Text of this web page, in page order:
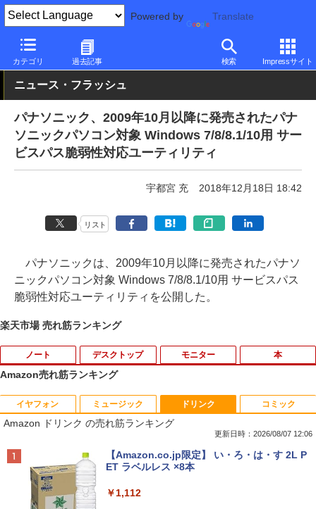
Powered by Translate
カテゴリ 過去記事 検索 Impressサイト
PC Watch パソコン/タブレット/スマートフォン ノートパソコン
ニュース・フラッシュ
パナソニック、2009年10月以降に発売されたパナ
ソニックパソコン対象 Windows 7/8/8.1/10用 サー
ビスパス脆弱性対応ユーティリティ
宇都宮 充 2018年12月18日 18:42
リスト
パナソニックは、2009年10月以降に発売されたパナソ
ニックパソコン対象 Windows 7/8/8.1/10用 サービスパス
脆弱性対応ユーティリティを公開した。
楽天市場 売れ筋ランキング
ノート
1
【楽天1位常連】【新品】 2026年最新モ
デル ノートパソコン パソコン JIS 日本
語キーボード 第14世代CPU搭載 Windo
ws11 第13世代CPU搭載 14.1/15.6インチ
ワイド液晶 フルHD cpu N95/N5095/N34
50 メモリ 8GB 12GB 16GB 32GB SSD
設定済
デスクトップ
1
HP EliteDesk800 G4 SFF オフィス付き
Corei5-8500 / メモリ16GB / HDD500GB
windows11 Pro 中古 デスクトップパソ
コン オプション変更可能（ 32GB / 64G
B / M.2 SSD 512GB~1TB Windows10 O
S 選択可能）
￥28,800
モニター
1
DELL デル・テクノロジーズ Dell Pro 2
3.8 ディスプレイ E2425HM 【法人限
￥12,700
本
1
角川まんが学習シリーズ 世界の歴史
全20巻定番セット [ 羽田 正 ]
￥24,200
途上の王国 一号線を北上せよ モロッ
Amazon売れ筋ランキング
イヤフォン
Anker Soundcore P40i オフホワイト
ミュージック
BRUCE WAYNE feat. Flo Milli, ATL Jacob
[Explicit]
￥250
ドリンク
Amazon ドリンク の売れ筋ランキング
更新日時：2026/08/07 12:06
【Amazon.co.jp限定】 い・ろ・は・す 2L P
ET ラベルレス ×8本
￥1,112
コミック